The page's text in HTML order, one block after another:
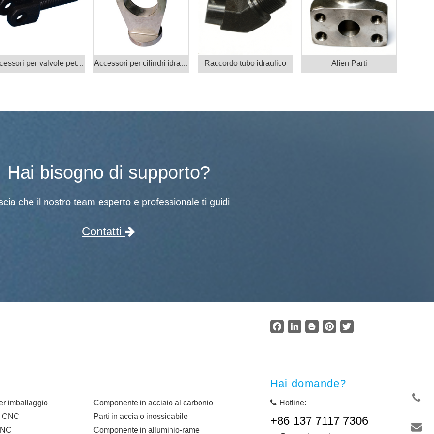
Accessori per valvole petrolifere Prodotti Accessori per cilindri idraulici Raccordo tubo idraulico Alien Parti
Hai bisogno di supporto?
che il nostro team esperto e professionale ti guidi
Contatti
Facebook
LinkedInBloggerPinterestTwitter
imballaggio
CNC
Componente in acciaio al carbonio
Parti in acciaio inossidabile
Componente in alluminio-rame
Hai domande?
Hotline:
+86 137 7117 7306